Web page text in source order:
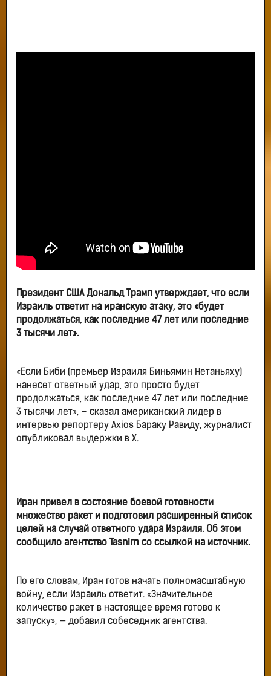
Президент США Дональд Трамп утверждает, что если
Израиль ответит на иранскую атаку, это «будет
продолжаться, как последние 47 лет или последние
3 тысячи лет».
«Если Биби (премьер Израиля Биньямин Нетаньяху)
нанесет ответный удар, это просто будет
продолжаться, как последние 47 лет или последние
3 тысячи лет», – сказал американский лидер в
интервью репортеру Axios Бараку Равиду, журналист
опубликовал выдержки в Х.
Иран привел в состояние боевой готовности
множество ракет и подготовил расширенный список
целей на случай ответного удара Израиля. Об этом
сообщило агентство Tasnim со ссылкой на источник.
По его словам, Иран готов начать полномасштабную
войну, если Израиль ответит. «Значительное
количество ракет в настоящее время готово к
запуску», — добавил собеседник агентства.